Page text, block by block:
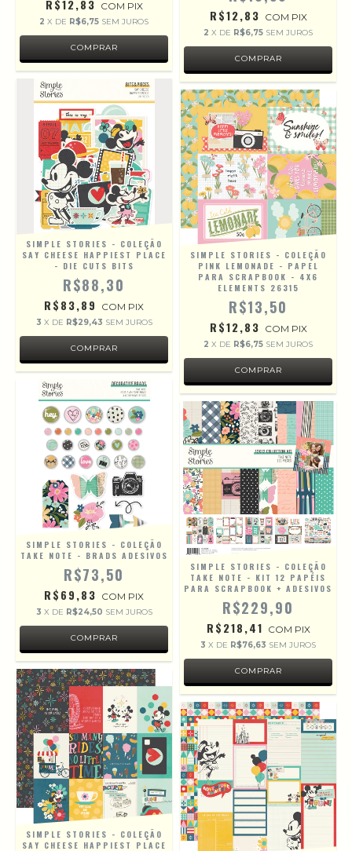
R$12,83 COM PIX
2 X DE R$6,75 SEM JUROS R$12,83 COM PIX
2 X DE R$6,75 SEM JUROS
SIMPLE STORIES - COLEÇÃO
SAY CHEESE HAPPIEST PLACE
- DIE CUTS BITS
R$88,30
R$83,89 COM PIX
3 X DE R$29,43 SEM JUROS
SIMPLE STORIES - COLEÇÃO
PINK LEMONADE - PAPEL
PARA SCRAPBOOK - 4X6
ELEMENTS 26315
R$13,50
R$12,83 COM PIX
2 X DE R$6,75 SEM JUROS
SIMPLE STORIES - COLEÇÃO
TAKE NOTE - BRADS ADESIVOS
R$73,50
R$69,83 COM PIX
3 X DE R$24,50 SEM JUROS
SIMPLE STORIES - COLEÇÃO
TAKE NOTE - KIT 12 PAPÉIS
PARA SCRAPBOOK + ADESIVOS
R$229,90
R$218,41 COM PIX
3 X DE R$76,63 SEM JUROS
SIMPLE STORIES - COLEÇÃO
SAY CHEESE HAPPIEST PLACE